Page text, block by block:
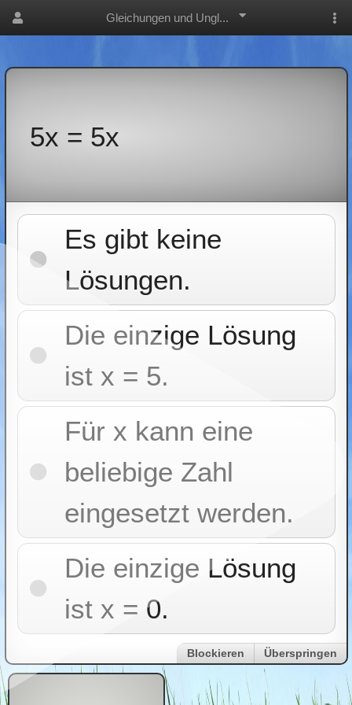
Gleichungen und Ungl...
5x = 5x
Es gibt keine
Lösungen.
Die einzige Lösung
ist x = 5.
Für x kann eine
beliebige Zahl
eingesetzt werden.
Die einzige Lösung
ist x = 0.
Blockieren Überspringen